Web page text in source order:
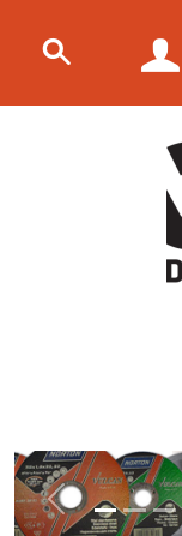
Előző